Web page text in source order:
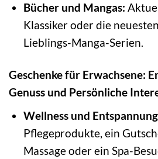
Bücher und Mangas:
Klassiker oder die
Lieblings-Manga-Serien.
Geschenke für Erwachsene:
Genuss und Persönliche
Wellness und
Pflegeprodukte, ein
Massage oder ein Spa-